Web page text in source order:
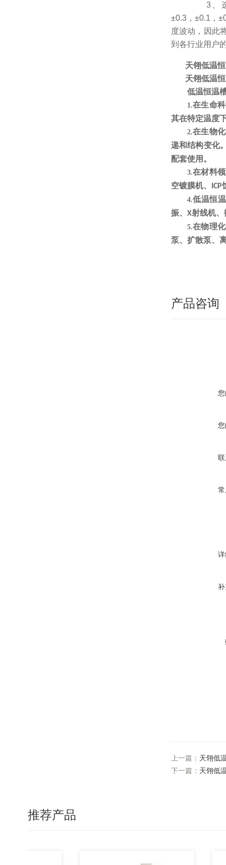
3、选
±0.3，±0.1，
度波动，因此
到各行业用户
天翎低温
天翎低温
低温恒温
1.在生命
其在特定温度
2.在生物
递和结构变化
配套使用。
3.在材料
空镀膜机、
ICP
4.低温恒
振、 X射线机、
5.在物理
泵、扩散泵、
产品咨询
上一篇： 天翎低
下一篇： 天翎低
推荐产品